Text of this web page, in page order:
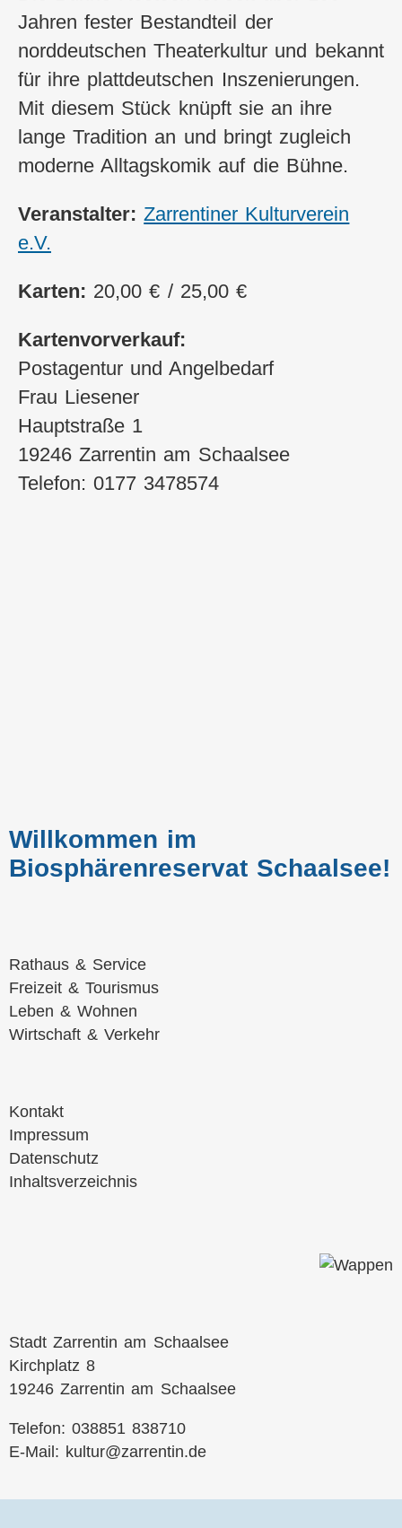
Jahren fester Bestandteil der
norddeutschen Theaterkultur und bekannt
für ihre plattdeutschen Inszenierungen.
Mit diesem Stück knüpft sie an ihre
lange Tradition an und bringt zugleich
moderne Alltagskomik auf die Bühne.
Veranstalter: Zarrentiner Kulturverein
e.V.
Karten: 20,00 € / 25,00 €
Kartenvorverkauf:
Postagentur und Angelbedarf
Frau Liesener
Hauptstraße 1
19246 Zarrentin am Schaalsee
Telefon: 0177 3478574
Willkommen im
Biosphärenreservat Schaalsee!
Navigation
überspringen
Rathaus & Service
Freizeit & Tourismus
Leben & Wohnen
Wirtschaft & Verkehr
Navigation
überspringen
Kontakt
Impressum
Datenschutz
Inhaltsverzeichnis
Stadt Zarrentin am Schaalsee
Kirchplatz 8
19246 Zarrentin am Schaalsee
Telefon: 038851 838710
E-Mail: kultur@zarrentin.de